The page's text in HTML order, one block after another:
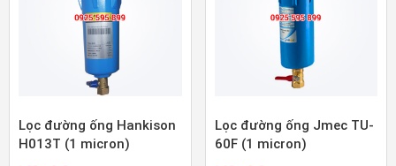
Lọc đường ống Hankison
H013T (1 micron)
Lọc đường ống Jmec TU-
60F (1 micron)